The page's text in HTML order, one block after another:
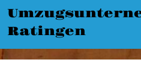
Ratingen